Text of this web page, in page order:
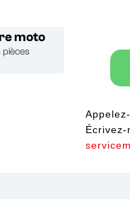
moto
Écrivez-